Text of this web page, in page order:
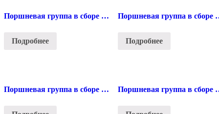
Поршневая группа в сборе для пилы Stihl 210
Подробнее
Поршневая
Подробнее
Поршневая группа в сборе для пилы Stihl 250 Поршневая